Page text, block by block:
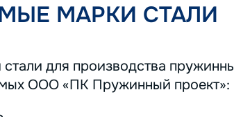
МАРКИ СТАЛИ
для производства
ООО «ПК Пружинный проект»: